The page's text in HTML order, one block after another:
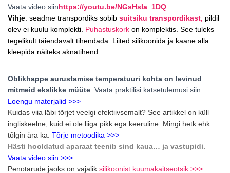
Vaata video siinhttps://youtu.be/NGsHsIa_1DQ
Vihje: seadme transpordiks sobib suitsiku transpordikast, pildil
olev ei kuulu komplekti. Puhastuskork on komplektis. See tuleks
tegelikult täiendavalt tihendada. Liited silikoonida ja kaane alla
kleepida näiteks aknatihend.
Oblikhappe aurustamise temperatuuri kohta on levinud
mitmeid ekslikke müüte . Vaata praktilisi katsetulemusi siin
Loengu materjalid >>>
Kuidas viia läbi tõrjet veelgi efektiivsemalt? See artikkel on küll
ingliskeelne, kuid ei ole liiga pikk ega keeruline. Mingi hetk ehk
tõlgin ära ka. Tõrje metoodika >>>
Hästi hooldatud aparaat teenib sind kaua… ja vastupidi.
Vaata video siin >>>
Penotarude jaoks on vajalik silikoonist kuumakaitseotsik >>>